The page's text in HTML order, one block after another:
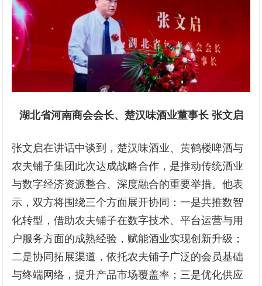
湖北省河南商会会长、楚汉味酒业董事长 张文启
张文启在讲话中谈到，楚汉味酒业、黄鹤楼啤酒与
农夫铺子集团此次达成战略合作，是推动传统酒业
与数字经济资源整合、深度融合的重要举措。他表
示，双方将围绕三个方面展开协同：一是共推数智
化转型，借助农夫铺子在数字技术、平台运营与用
户服务方面的成熟经验，赋能酒业实现创新升级；
二是协同拓展渠道，依托农夫铺子广泛的会员基础
与终端网络，提升产品市场覆盖率；三是优化供应